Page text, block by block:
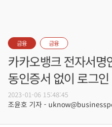
금융 금융
카카오뱅크 전자서명
동인증서 없이 로그
2023-01-06 15:48:45
조윤호 기자 -